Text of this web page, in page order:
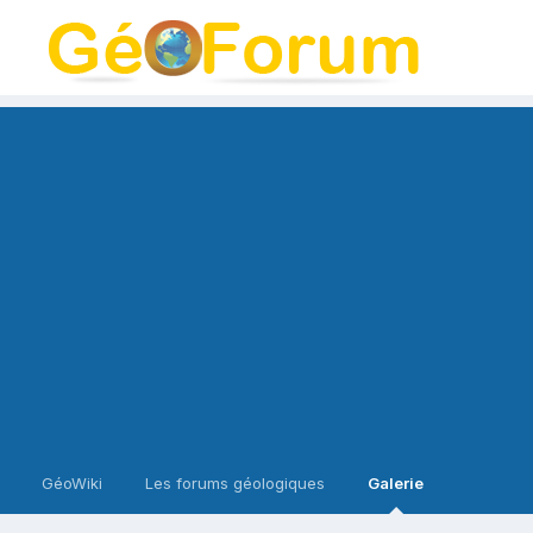
GéoWiki Les forums géologiques Galerie